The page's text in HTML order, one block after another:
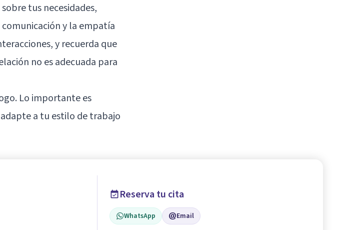
tus necesidades,
y la empatía
y recuerda que
no es adecuada para
Lo importante es
a tu estilo de trabajo
Reserva tu cita
WhatsApp Email